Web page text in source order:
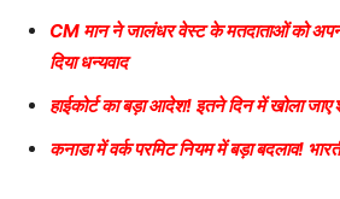
CM मान ने जालंधर वेस्ट के मतदाताओं को अपनी
दिया धन्यवाद
हाईकोर्ट का बड़ा आदेश! इतने दिन में खोला जाए
कनाडा में वर्क परमिट नियम में बड़ा बदलाव!